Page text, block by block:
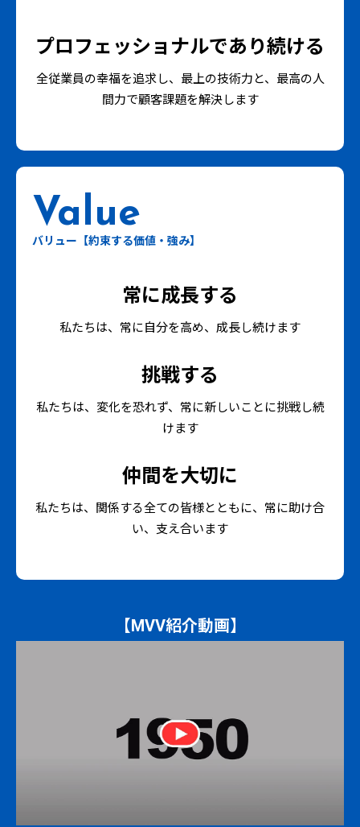
プロフェッショナルであり続ける
全従業員の幸福を追求し、最上の技術力と、最高の人
間力で顧客課題を解決します
バリュー【約束する価値・強み】
常に成長する
私たちは、常に自分を高め、成長し続けます
挑戦する
私たちは、変化を恐れず、常に新しいことに挑戦し続
けます
仲間を大切に
私たちは、関係する全ての皆様とともに、常に助け合
い、支え合います
【MVV紹介動画】